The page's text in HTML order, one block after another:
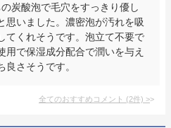
炭酸泡で毛穴をすっきり優し
思いました。濃密泡が汚れを吸
てくれそうです。泡立て不要で
用で保湿成分配合で潤いを与え
さそうです。
全てのおすすめコメント (2件) >